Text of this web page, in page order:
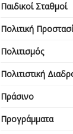
Παιδικοί Σταθμοί
Πολιτική
Πολιτισμός
Πολιτιστική
Πράσινο
Προγράμματα